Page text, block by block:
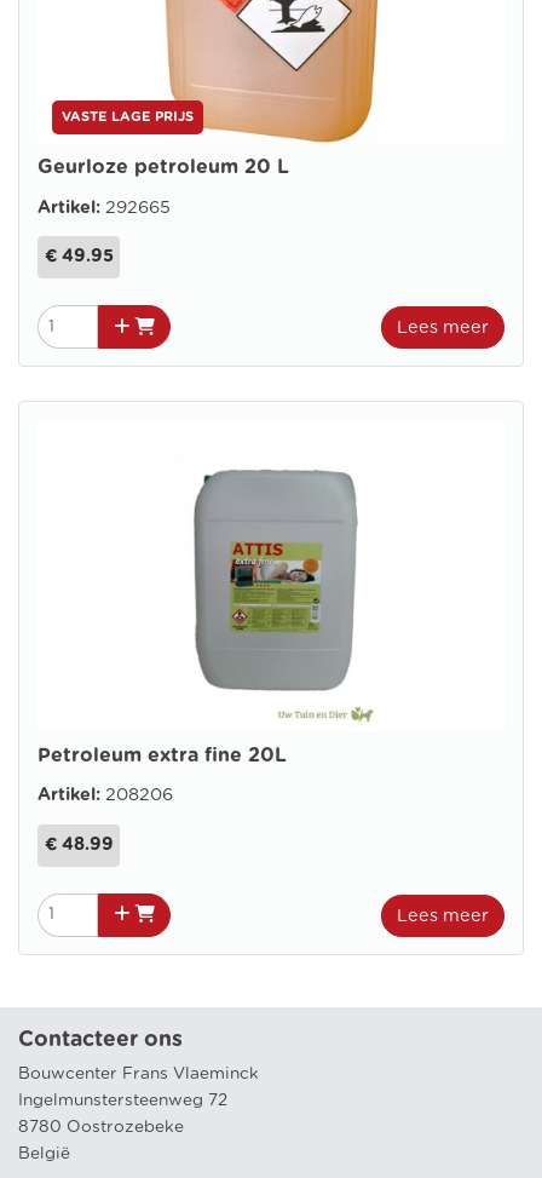
VASTE LAGE PRIJS
Geurloze petroleum 20 L
Artikel: 292665
€ 49.95
Lees meer
Petroleum extra fine 20L
Artikel: 208206
€ 48.99
Lees meer
Contacteer ons
Bouwcenter Frans Vlaeminck
Ingelmunstersteenweg 72
8780 Oostrozebeke
België